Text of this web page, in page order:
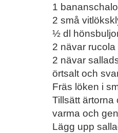
1
2 små
½ dl
2 nävar rucola
2 nävar
örtsalt och
Fräs löken i
Tillsätt
varma och
Lägg upp